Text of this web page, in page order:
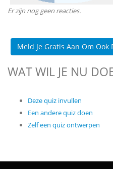
Er zijn nog geen reacties.
Meld Je Gratis Aan Om
WAT WIL JE NU
Deze quiz invullen
Een andere quiz doen
Zelf een quiz ontwerpen